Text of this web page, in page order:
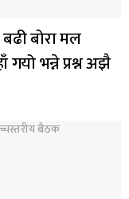
बोरा मल
भन्ने प्रश्न अझै